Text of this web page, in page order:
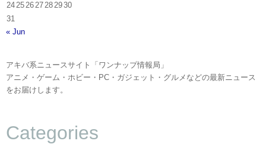
24 25 26 27 28 2930
31
« Jun
アキバ系ニュースサイト「ワンナップ情報局」
アニメ・ゲーム・ホビー・PC・ガジェット・グルメなどの最新ニュース
をお届けします。
Categories